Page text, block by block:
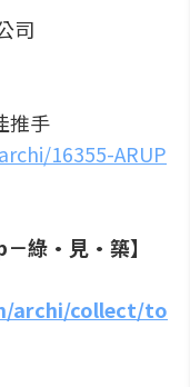
司
推手
16355-ARUP
－綠•見•築】
archi/collect/to